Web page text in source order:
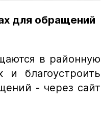
для обращений
в районную
благоустроить
- через сайт